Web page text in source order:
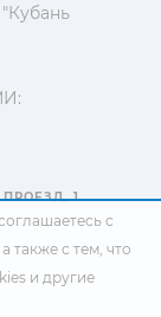
1
с
а также с тем, что
и другие